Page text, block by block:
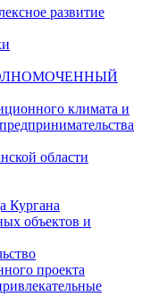
развитие
климата и
области
Кургана
объектов и
проекта